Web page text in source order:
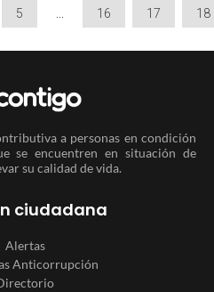
5 16 17 18
a personas en condición
se encuentren en situación de
su calidad de vida.
ciudadana
Alertas
Anticorrupción